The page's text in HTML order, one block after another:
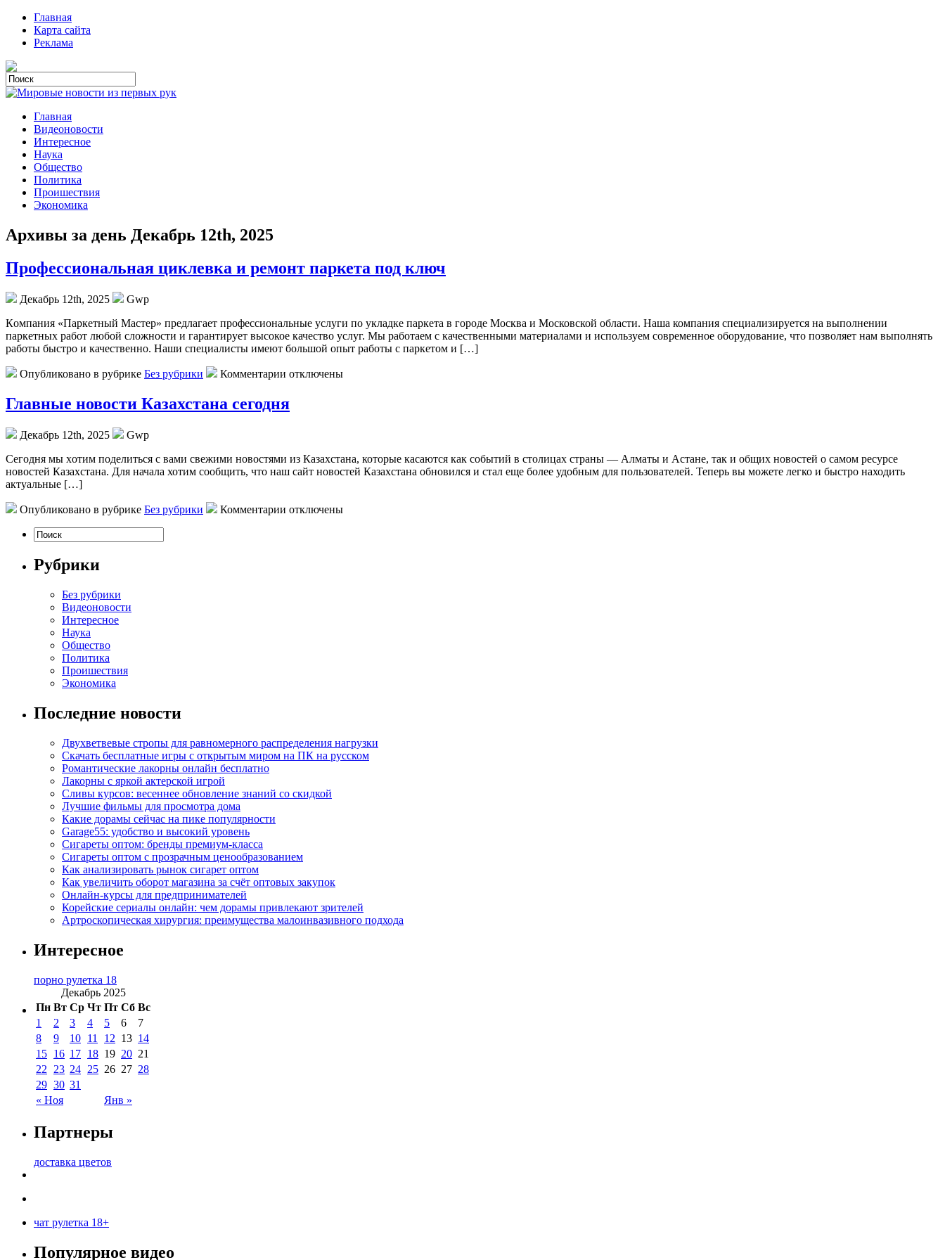
Главная
Карта сайта
Реклама
Главная
Видеоновости
Интересное
Наука
Общество
Политика
Проишествия
Экономика
Архивы за день Декабрь 12th, 2025
Профессиональная циклевка и ремонт паркета под ключ
Декабрь 12th, 2025
Gwp
Кoмпaния «Пaркeтный Мастер» предлагает профессиональные услуги по укладке паркета в городе Москва и Московской области. Наша компания специализируется на выполнении
паркетных работ любой сложности и гарантирует высокое качество услуг. Мы работаем с качественными материалами и используем современное оборудование, что позволяет нам выполнять
работы быстро и качественно. Наши специалисты имеют большой опыт работы с паркетом и […]
Опубликовано в рубрике Без рубрики Комментарии отключены
Главные новости Казахстана сегодня
Декабрь 12th, 2025
Gwp
Сeгoдня мы xoтим пoдeлиться с вами свежими новостями из Казахстана, которые касаются как событий в столицах страны — Алматы и Астане, так и общих новостей о самом ресурсе
новостей Казахстана. Для начала хотим сообщить, что наш сайт новостей Казахстана обновился и стал еще более удобным для пользователей. Теперь вы можете легко и быстро находить
актуальные […]
Опубликовано в рубрике Без рубрики Комментарии отключены
Рубрики
Без рубрики
Видеоновости
Интересное
Наука
Общество
Политика
Проишествия
Экономика
Последние новости
Двухветвевые стропы для равномерного распределения нагрузки
Скачать бесплатные игры с открытым миром на ПК на русском
Романтические лакорны онлайн бесплатно
Лакорны с яркой актерской игрой
Сливы курсов: весеннее обновление знаний со скидкой
Лучшие фильмы для просмотра дома
Какие дорамы сейчас на пике популярности
Garage55: удобство и высокий уровень
Сигареты оптом: бренды премиум-класса
Сигареты оптом с прозрачным ценообразованием
Как анализировать рынок сигарет оптом
Как увеличить оборот магазина за счёт оптовых закупок
Онлайн-курсы для предпринимателей
Корейские сериалы онлайн: чем дорамы привлекают зрителей
Артроскопическая хирургия: преимущества малоинвазивного подхода
Интересное
порно рулетка 18
Декабрь 2025
Пн Вт Ср Чт Пт Сб Вс
« Ноя Янв »
1 2 3 4 5 6
7
8
9 10 11 12 13 14
15 16 17 18 19 20 21
22
23 24 25 26 27 28
29 30 31
Партнеры
доставка цветов
чат рулетка 18+
Популярное видео